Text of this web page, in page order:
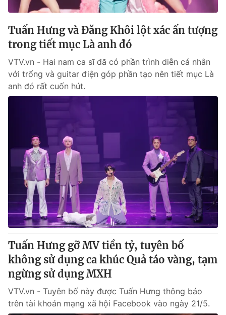
Tuấn Hưng và Đăng Khôi lột xác ấn tượng
trong tiết mục Là anh đó
VTV.vn - Hai nam ca sĩ đã có phần trình diễn cá nhân
với trống và guitar điện góp phần tạo nên tiết mục Là
anh đó rất cuốn hút.
Tuấn Hưng gỡ MV tiền tỷ, tuyên bố
không sử dụng ca khúc Quả táo vàng, tạm
ngừng sử dụng MXH
VTV.vn - Tuyên bố này được Tuấn Hưng thông báo
trên tài khoản mạng xã hội Facebook vào ngày 21/5.